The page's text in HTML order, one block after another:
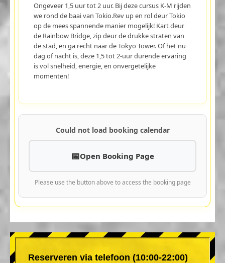
Ongeveer 1,5 uur tot 2 uur. Bij deze cursus K-M rijden
we rond de baai van Tokio.Rev up en rol deur Tokio
op de mees spannende manier mogelijk! Kart deur
de Rainbow Bridge, zip deur de drukke straten van
de stad, en ga recht naar de Tokyo Tower. Of het nu
dag of nacht is, deze 1,5 tot 2-uur durende ervaring
is vol snelheid, energie, en onvergetelijke
momenten!
Could not load booking calendar
Open Booking Page
Please use the button above to access the booking page
Reserveren via telefoon (10:00-22:00)